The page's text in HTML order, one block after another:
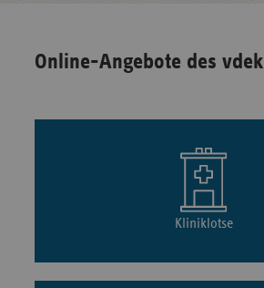
Online-Angebote des vdek
Kliniklotse